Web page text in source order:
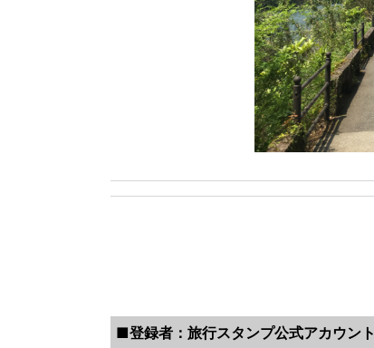
■登録者：旅行スタンプ公式アカウント